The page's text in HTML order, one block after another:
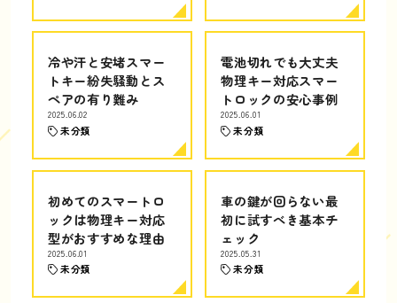
冷や汗と安堵スマー
トキー紛失騒動とス
ペアの有り難み
2025.06.02
未分類
電池切れでも大丈夫
物理キー対応スマー
トロックの安心事例
2025.06.01
未分類
初めてのスマートロ
ックは物理キー対応
型がおすすめな理由
2025.06.01
未分類
車の鍵が回らない最
初に試すべき基本チ
ェック
2025.05.31
未分類